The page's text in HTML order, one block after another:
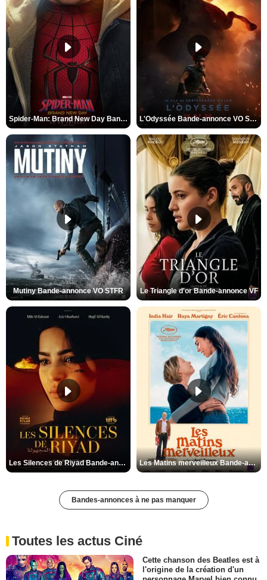
Spider-Man: Brand New Day Bande-annonce VO STFR L'Odyssée Bande-annonce VO STFR
Mutiny Bande-annonce VO STFR Le Triangle d'or Bande-annonce VF
Les Silences de Riyad Bande-annonce VO STFR Les Matins merveilleux Bande-annonce VF
Bandes-annonces à ne pas manquer
Toutes les actus Ciné
Cette chanson des Beatles est à
l'origine de la création d'un